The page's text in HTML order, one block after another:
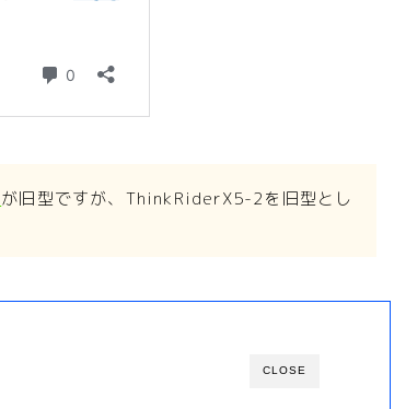
が旧型ですが、ThinkRiderX5-2を旧型とし
CLOSE